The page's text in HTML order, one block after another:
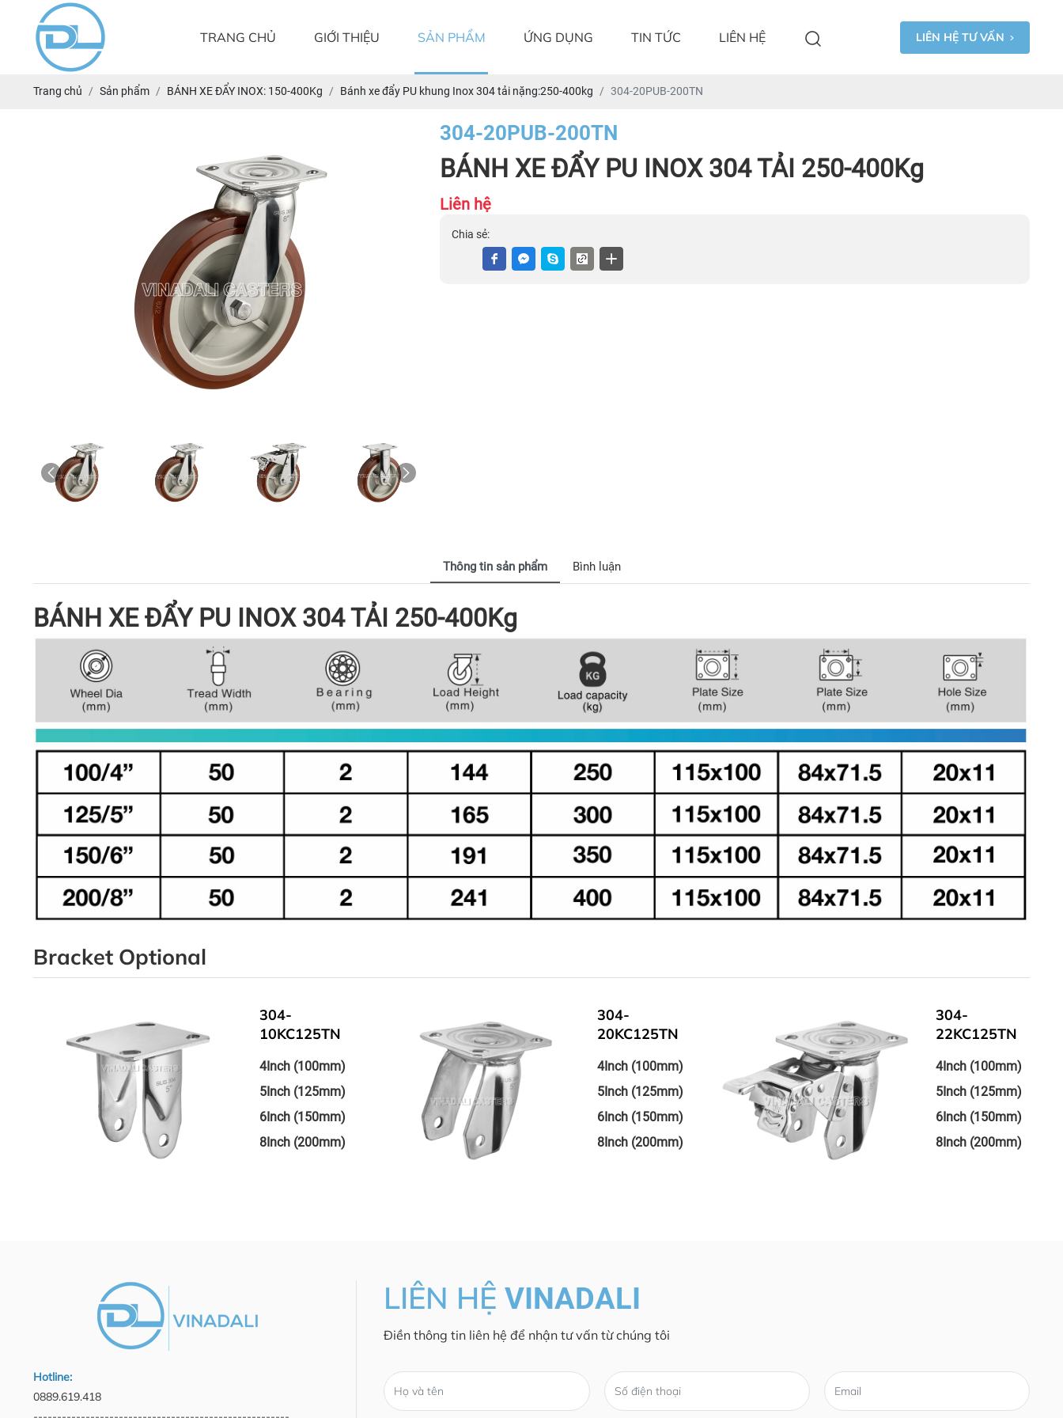
TRANG CHỦ GIỚI THIỆU SẢN PHẨM ỨNG DỤNG TIN TỨC LIÊN HỆ LIÊN HỆ TƯ VẤN
Trang chủ Sản phẩm BÁNH XE ĐẨY INOX: 150-400Kg Bánh xe đẩy PU khung Inox 304 tải nặng:250-400kg 304-20PUB-200TN
304-20PUB-200TN
BÁNH XE ĐẨY PU INOX 304 TẢI 250-400Kg
Liên hệ
Chia sẻ:
Thông tin sản phẩm Bình luận
BÁNH XE ĐẨY PU INOX 304 TẢI 250-400Kg
Bracket Optional
304-
10KC125TN
4Inch (100mm)
5Inch (125mm)
6Inch (150mm)
8Inch (200mm)
304-
20KC125TN
4Inch (100mm)
5Inch (125mm)
6Inch (150mm)
8Inch (200mm)
304-
22KC125TN
4Inch (100mm)
5Inch (125mm)
6Inch (150mm)
8Inch (200mm)
Hotline:
0889.619.418
LIÊN HỆVINADALI
Điền thông tin liên hệ để nhận tư vấn từ chúng tôi